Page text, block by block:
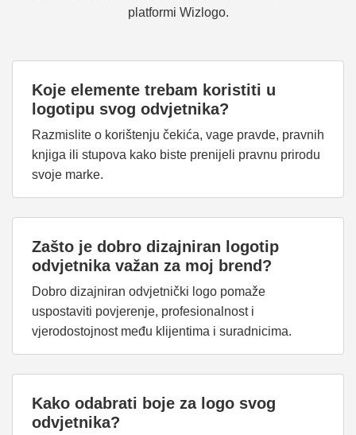
platformi Wizlogo.
Koje elemente trebam koristiti u
logotipu svog odvjetnika?
Razmislite o korištenju čekića, vage pravde, pravnih
knjiga ili stupova kako biste prenijeli pravnu prirodu
svoje marke.
Zašto je dobro dizajniran logotip
odvjetnika važan za moj brend?
Dobro dizajniran odvjetnički logo pomaže
uspostaviti povjerenje, profesionalnost i
vjerodostojnost među klijentima i suradnicima.
Kako odabrati boje za logo svog
odvjetnika?